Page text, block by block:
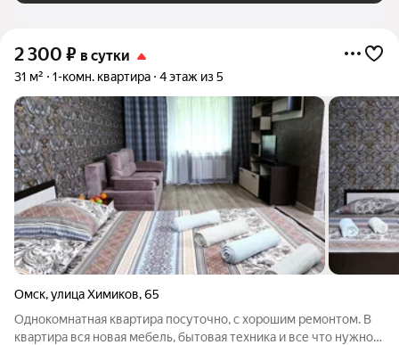
2 300 ₽ в сутки
31 м² 1-комн. квартира 4 этаж из 5
Омск,улица Химиков,65
Однокомнатная квартира посуточно, с хорошим ремонтом. В
квартира вся новая мебель, бытовая техника и все что нужно